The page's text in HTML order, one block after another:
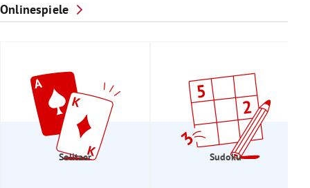
Onlinespiele
Solitaer Sudoku